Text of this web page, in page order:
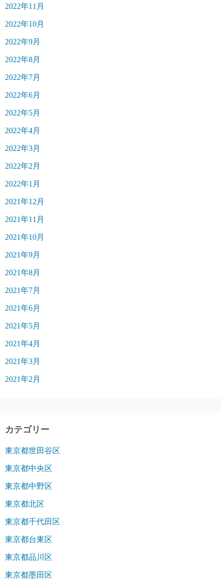
2022年11月
2022年10月
2022年9月
2022年8月
2022年7月
2022年6月
2022年5月
2022年4月
2022年3月
2022年2月
2022年1月
2021年12月
2021年11月
2021年10月
2021年9月
2021年8月
2021年7月
2021年6月
2021年5月
2021年4月
2021年3月
2021年2月
カテゴリー
東京都世田谷区
東京都中央区
東京都中野区
東京都北区
東京都千代田区
東京都台東区
東京都品川区
東京都墨田区